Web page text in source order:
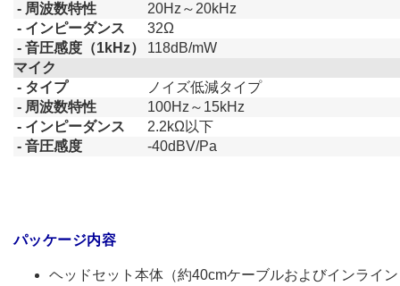
- 周波数特性
20Hz～20kHz
- インピーダンス
32Ω
- 音圧感度（1kHz）
118dB/mW
マイク
- タイプ
ノイズ低減タイプ
- 周波数特性
100Hz～15kHz
- インピーダンス
2.2kΩ以下
- 音圧感度
-40dBV/Pa
パッケージ内容
ヘッドセット本体（約40cmケーブルおよびインライ